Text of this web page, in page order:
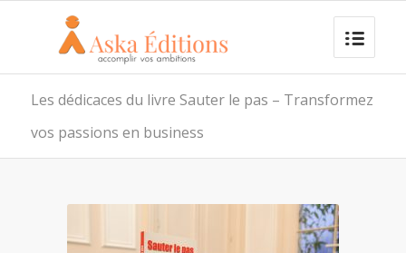
Les dédicaces du livre Sauter le pas – Transformez
vos passions en business